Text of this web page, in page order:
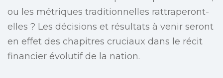
ou les métriques traditionnelles rattraperont-
elles ? Les décisions et résultats à venir seront
en effet des chapitres cruciaux dans le récit
financier évolutif de la nation.